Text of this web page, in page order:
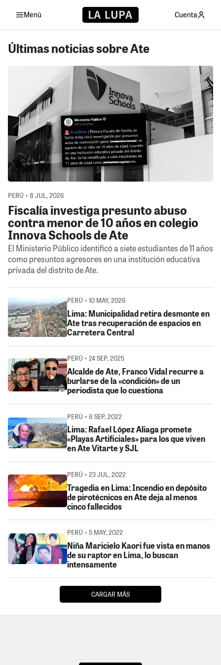
Menú Cuenta
Últimas noticias sobre Ate
PERÚ • 8 JUL, 2026
Fiscalía investiga presunto abuso
contra menor de 10 años en colegio
Innova Schools de Ate
El Ministerio Público identificó a siete estudiantes de 11 años
como presuntos agresores en una institución educativa
privada del distrito de Ate.
PERÚ • 10 MAY, 2026
Lima: Municipalidad retira desmonte en
Ate tras recuperación de espacios en
Carretera Central
PERÚ • 24 SEP, 2025
Alcalde de Ate, Franco Vidal recurre a
burlarse de la «condición» de un
periodista que lo cuestiona
PERÚ • 6 SEP, 2022
Lima: Rafael López Aliaga promete
«Playas Artificiales» para los que viven
en Ate Vitarte y SJL
PERÚ • 23 JUL, 2022
Tragedia en Lima: Incendio en depósito
de pirotécnicos en Ate deja al menos
cinco fallecidos
PERÚ • 5 MAY, 2022
Niña Maricielo Kaori fue vista en manos
de su raptor en Lima, lo buscan
intensamente
CARGAR MÁS